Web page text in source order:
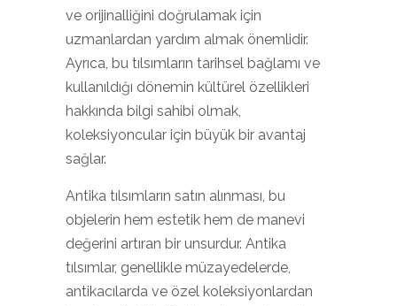
ve orijinalliğini doğrulamak için
uzmanlardan yardım almak önemlidir.
Ayrıca, bu tılsımların tarihsel bağlamı ve
kullanıldığı dönemin kültürel özellikleri
hakkında bilgi sahibi olmak,
koleksiyoncular için büyük bir avantaj
sağlar.
Antika tılsımların satın alınması, bu
objelerin hem estetik hem de manevi
değerini artıran bir unsurdur. Antika
tılsımlar, genellikle müzayedelerde,
antikacılarda ve özel koleksiyonlardan